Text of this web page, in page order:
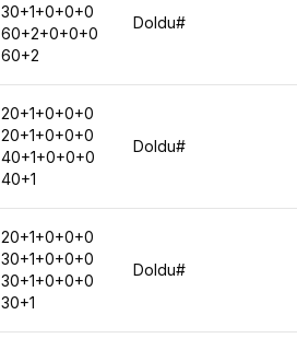
30+1+0+0+0
60+2+0+0+0
60+2
Doldu#
20+1+0+0+0
20+1+0+0+0
40+1+0+0+0
40+1
Doldu#
20+1+0+0+0
30+1+0+0+0
30+1+0+0+0
30+1
Doldu#